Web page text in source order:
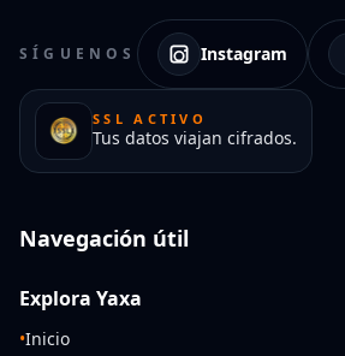
SÍGUENOS Instagram
SSL ACTIVO
Tus datos viajan cifrados.
Navegación útil
Explora Yaxa
•Inicio